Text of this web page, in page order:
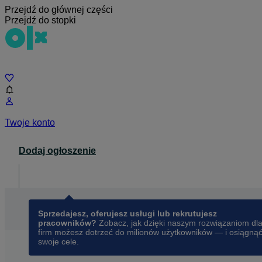
Przejdź do głównej części
Przejdź do stopki
Twoje konto
Dodaj ogłoszenie
Sprzedajesz, oferujesz usługi lub rekrutujesz
pracowników? Zobacz, jak dzięki naszym rozwiązaniom dla
firm możesz dotrzeć do milionów użytkowników — i osiągnąć
swoje cele.